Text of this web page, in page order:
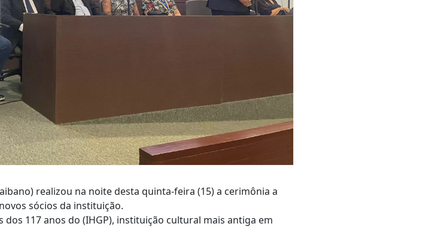
realizou na noite desta quinta-feira (15) a cerimônia a
sócios da instituição.
117 anos do (IHGP), instituição cultural mais antiga em